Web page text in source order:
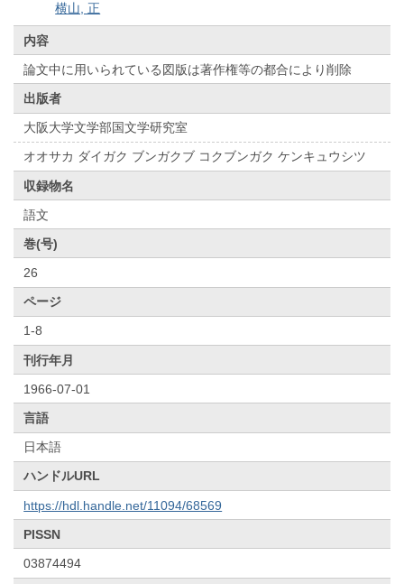
横山, 正
内容
論文中に用いられている図版は著作権等の都合により削除
出版者
大阪大学文学部国文学研究室
オオサカ ダイガク ブンガクブ コクブンガク ケンキュウシツ
収録物名
語文
巻(号)
26
ページ
1-8
刊行年月
1966-07-01
言語
日本語
ハンドルURL
https://hdl.handle.net/11094/68569
PISSN
03874494